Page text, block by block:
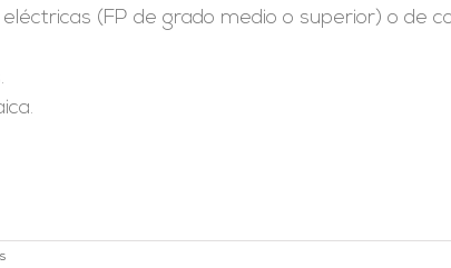
(FP de grado medio o superior) o de